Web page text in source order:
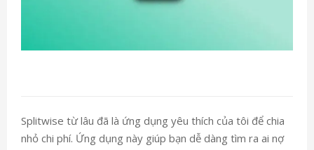
Splitwise từ lâu đã là ứng dụng yêu thích của tôi để chia
nhỏ chi phí. Ứng dụng này giúp bạn dễ dàng tìm ra ai nợ